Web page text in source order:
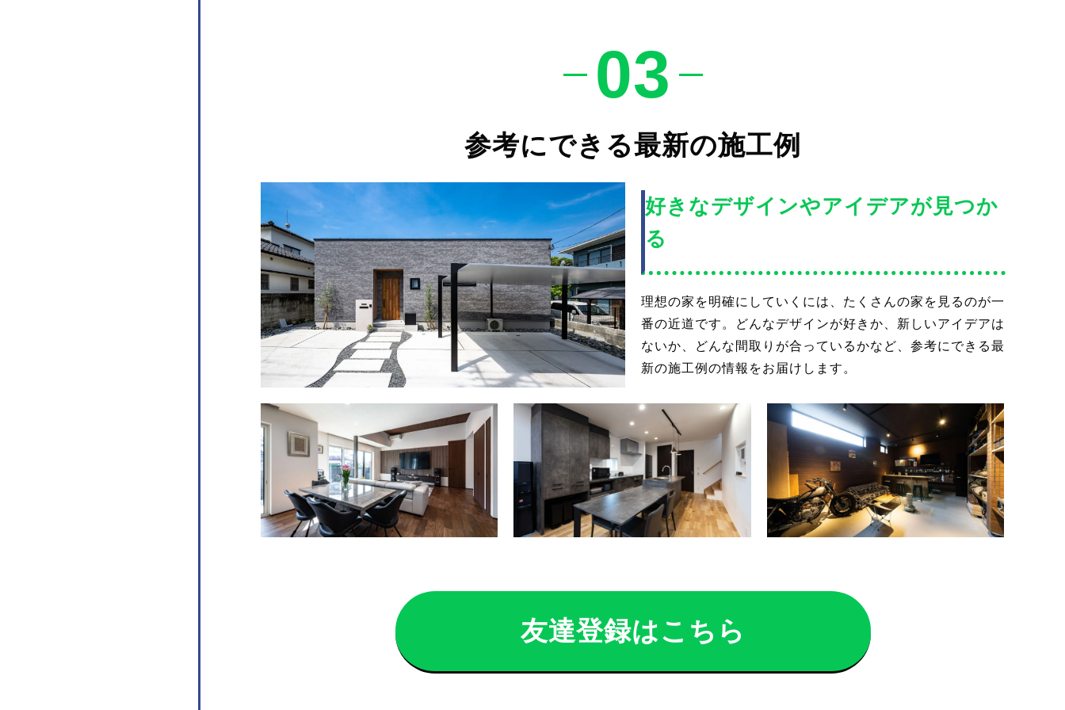
03
参考にできる最新の施工例
好きなデザインやアイデアが見つか
る
理想の家を明確にしていくには、たくさんの家を見るのが一
番の近道です。どんなデザインが好きか、新しいアイデアは
ないか、どんな間取りが合っているかなど、参考にできる最
新の施工例の情報をお届けします。
友達登録はこちら